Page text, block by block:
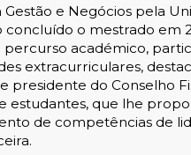
e Negócios pela
concluído o mestrado em
percurso académico,
extracurriculares,
presidente do Conselho
estudantes, que lhe
de competências de